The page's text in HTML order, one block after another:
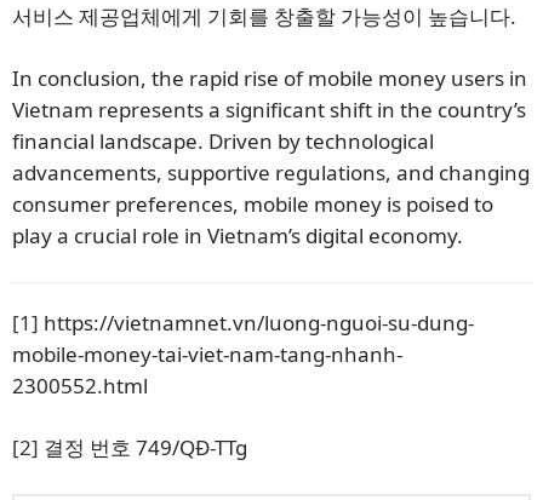
서비스 제공업체에게 기회를 창출할 가능성이 높습니다.
In conclusion, the rapid rise of mobile money users in
Vietnam represents a significant shift in the country’s
financial landscape. Driven by technological
advancements, supportive regulations, and changing
consumer preferences, mobile money is poised to
play a crucial role in Vietnam’s digital economy.
[1] https://vietnamnet.vn/luong-nguoi-su-dung-
mobile-money-tai-viet-nam-tang-nhanh-
2300552.html
[2] 결정 번호 749/QĐ-TTg